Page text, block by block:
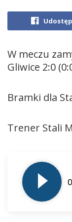
W meczu
Gliwice 2:0
Bramki dla
Trener Stali
plików
dźwiękowych